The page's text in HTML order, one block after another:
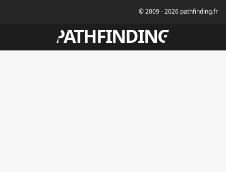
© 2009 - 2026 pathfinding.fr
PATHFINDING